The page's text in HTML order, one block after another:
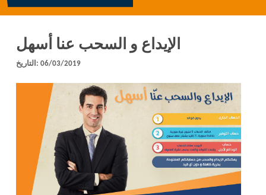
الإيداع و السحب عنا أسهل
التاريخ: 06/03/2019